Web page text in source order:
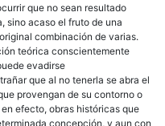
que no sean resultado
sino acaso el fruto de una
combinación de varias.
teórica conscientemente
evadirse
que al no tenerla se abra el
provengan de su contorno o
efecto, obras históricas que
concepción, y aun con